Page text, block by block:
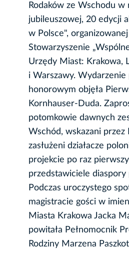
Rodaków ze Wschodu w
jubileuszowej, 20 edycji
w Polsce",
Stowarzyszenie
Urzędy Miast: Krakowa,
i Warszawy. Wydarzenie
honorowym objęła
Kornhauser-Duda.
potomkowie dawnych
Wschód, wskazani przez
zasłużeni działacze
projekcie po raz
przedstawiciele
Podczas uroczystego
magistracie gości w
Miasta Krakowa Jacka
powitała Pełnomocnik
Rodziny Marzena